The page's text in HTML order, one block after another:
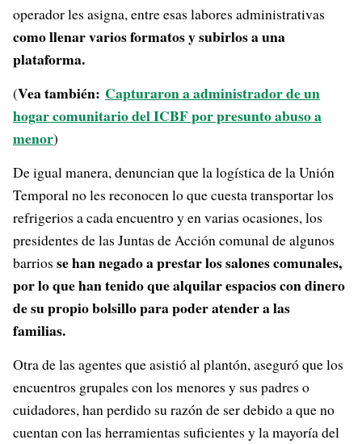
operador les asigna, entre esas labores administrativas
como llenar varios formatos y subirlos a una
plataforma.
(Vea también: Capturaron a administrador de un
hogar comunitario del ICBF por presunto abuso a
menor)
De igual manera, denuncian que la logística de la Unión
Temporal no les reconocen lo que cuesta transportar los
refrigerios a cada encuentro y en varias ocasiones, los
presidentes de las Juntas de Acción comunal de algunos
barrios se han negado a prestar los salones comunales,
por lo que han tenido que alquilar espacios con dinero
de su propio bolsillo para poder atender a las
familias.
Otra de las agentes que asistió al plantón, aseguró que los
encuentros grupales con los menores y sus padres o
cuidadores, han perdido su razón de ser debido a que no
cuentan con las herramientas suficientes y la mayoría del